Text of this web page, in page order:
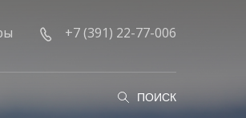
+7 (391) 22-77-006
ПОИСК